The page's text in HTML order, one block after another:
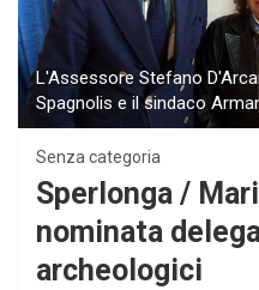
L'Assessore Stefano
Spagnolis e il sindaco
Senza categoria
Sperlonga /
nominata
archeologici